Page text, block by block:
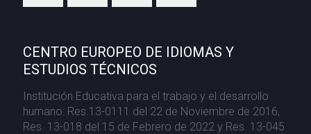
CENTRO EUROPEO DE IDIOMAS Y
ESTUDIOS TÉCNICOS
Institución Educativa para el trabajo y el desarrollo
humano: Res.13-0111 del 22 de Noviembre de 2016,
Res. 13-018 del 15 de Febrero de 2022 y Res. 13-045